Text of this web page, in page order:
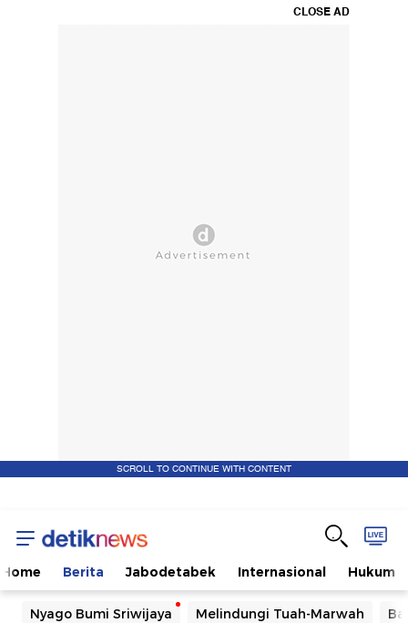
CLOSE AD
SCROLL TO CONTINUE WITH CONTENT
Home Berita Jabodetabek Internasional Hukum
Nyago Bumi Sriwijaya Melindungi Tuah-Marwah